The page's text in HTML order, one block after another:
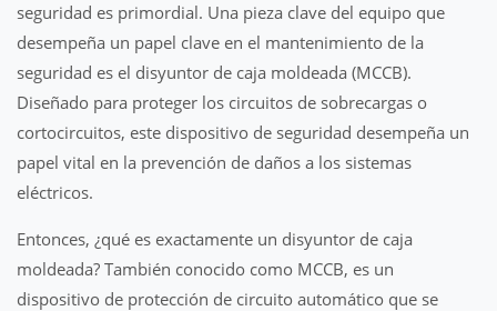
seguridad es primordial. Una pieza clave del equipo que
desempeña un papel clave en el mantenimiento de la
seguridad es el disyuntor de caja moldeada (MCCB).
Diseñado para proteger los circuitos de sobrecargas o
cortocircuitos, este dispositivo de seguridad desempeña un
papel vital en la prevención de daños a los sistemas
eléctricos.
Entonces, ¿qué es exactamente un disyuntor de caja
moldeada? También conocido como MCCB, es un
dispositivo de protección de circuito automático que se